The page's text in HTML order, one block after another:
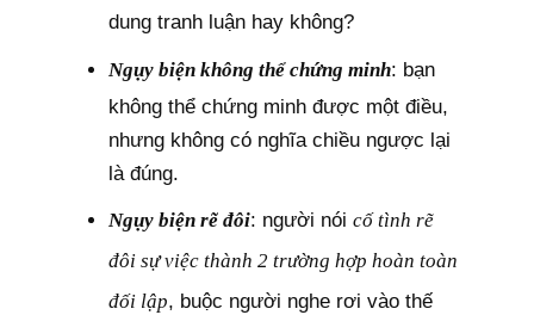
dung tranh luận hay không?
Ngụy biện không thể chứng minh: bạn
không thể chứng minh được một điều,
nhưng không có nghĩa chiều ngược lại
là đúng.
Ngụy biện rẽ đôi: người nói cố tình rẽ
đôi sự việc thành 2 trường hợp hoàn toàn
đối lập, buộc người nghe rơi vào thế